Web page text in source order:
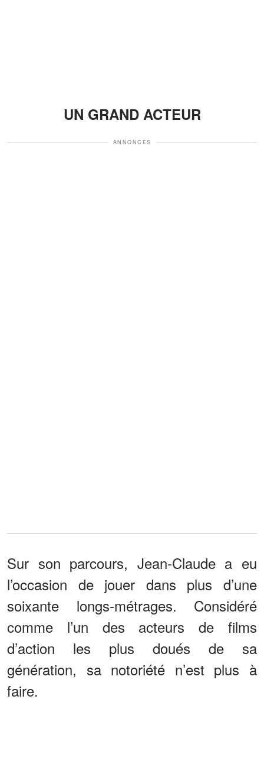
UN GRAND ACTEUR
ANNONCES
Sur son parcours, Jean-Claude a eu
l’occasion de jouer dans plus d’une
soixante longs-métrages. Considéré
comme l’un des acteurs de films
d’action les plus doués de sa
génération, sa notoriété n’est plus à
faire.